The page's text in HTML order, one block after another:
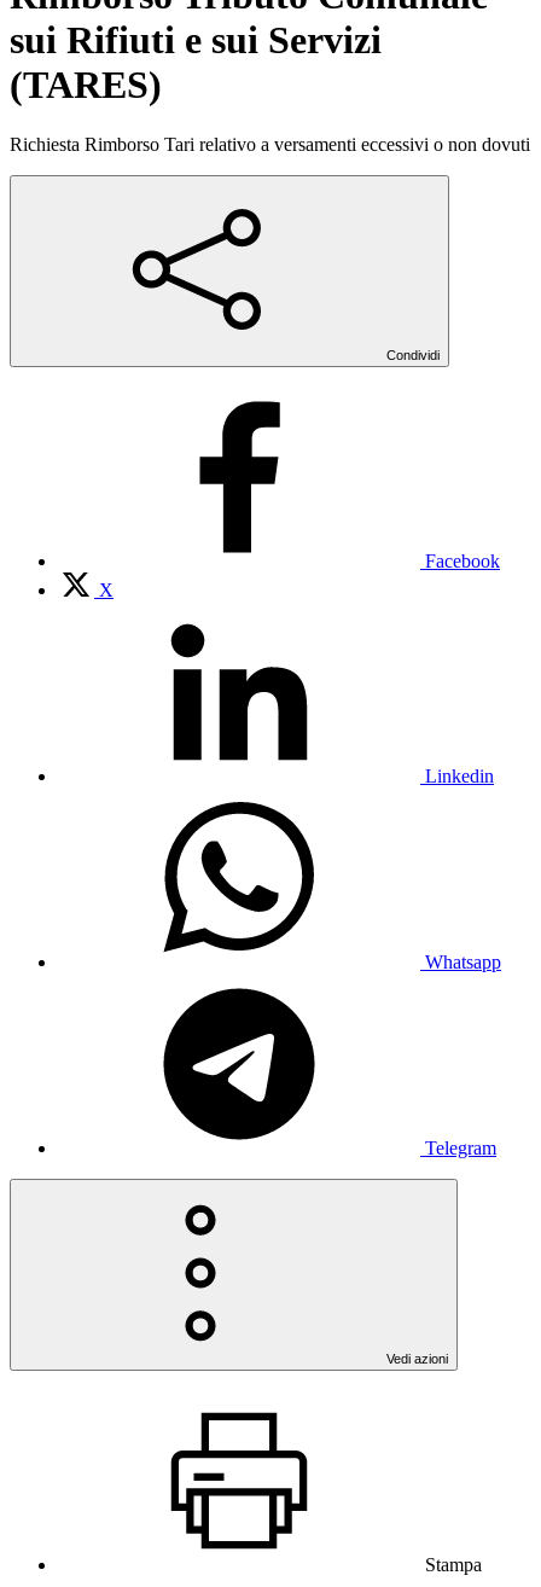
sui Rifiuti e sui Servizi
(TARES)
Richiesta Rimborso Tari relativo a versamenti eccessivi o non dovuti
Condividi
Facebook
X
Linkedin
Whatsapp
Telegram
Vedi azioni
Stampa